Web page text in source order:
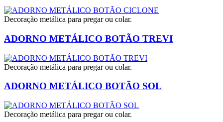
Decoração metálica para pregar ou colar.
ADORNO METÁLICO BOTÃO TREVI
Decoração metálica para pregar ou colar.
ADORNO METÁLICO BOTÃO SOL
Decoração metálica para pregar ou colar.